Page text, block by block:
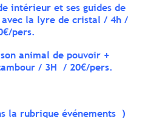
intérieur et ses guides de
la lyre de cristal / 4h /
pers.
animal de pouvoir +
/ 3H / 20€/pers.
la rubrique événements )